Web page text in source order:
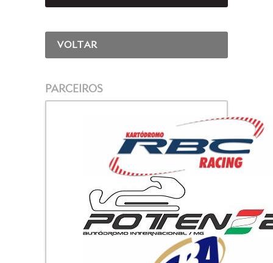
VOLTAR
PARCEIROS